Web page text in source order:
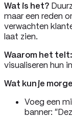
Wat is het?
maar een reden
verwachten
laat zien.
Waarom het telt:
visualiseren hun
Wat kun je
Voeg een
banner: